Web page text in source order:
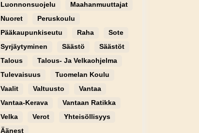
Luonnonsuojelu
Maahanmuuttajat
Nuoret
Peruskoulu
Pääkaupunkiseutu
Raha
Sote
Syrjäytyminen
Säästö
Säästöt
Talous
Talous- Ja Velkaohjelma
Tulevaisuus
Tuomelan Koulu
Vaalit
Valtuusto
Vantaa
Vantaa-Kerava
Vantaan Ratikka
Velka
Verot
Yhteisöllisyys
Äänest